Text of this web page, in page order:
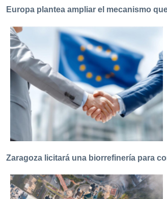
Europa plantea ampliar el mecanismo
Zaragoza licitará una biorrefinería para